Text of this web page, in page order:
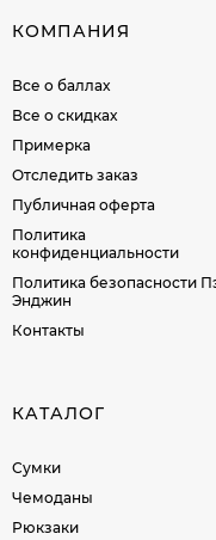
КОМПАНИЯ
Все о баллах
Все о скидках
Примерка
Отследить заказ
Публичная оферта
Политика
конфиденциальности
Политика безопасности
Энджин
Контакты
КАТАЛОГ
Сумки
Чемоданы
Рюкзаки